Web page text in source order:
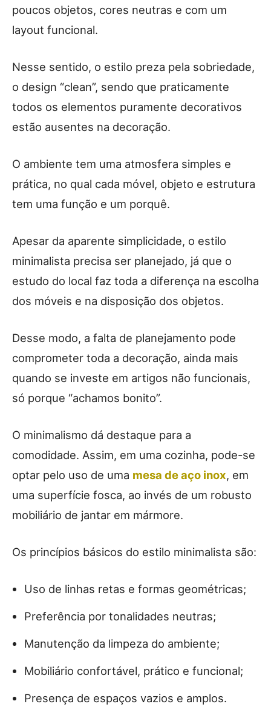
poucos objetos, cores neutras e com um
layout funcional.
Nesse sentido, o estilo preza pela sobriedade,
o design “clean”, sendo que praticamente
todos os elementos puramente decorativos
estão ausentes na decoração.
O ambiente tem uma atmosfera simples e
prática, no qual cada móvel, objeto e estrutura
tem uma função e um porquê.
Apesar da aparente simplicidade, o estilo
minimalista precisa ser planejado, já que o
estudo do local faz toda a diferença na escolha
dos móveis e na disposição dos objetos.
Desse modo, a falta de planejamento pode
comprometer toda a decoração, ainda mais
quando se investe em artigos não funcionais,
só porque “achamos bonito”.
O minimalismo dá destaque para a
comodidade. Assim, em uma cozinha, pode-se
optar pelo uso de uma mesa de aço inox, em
uma superfície fosca, ao invés de um robusto
mobiliário de jantar em mármore.
Os princípios básicos do estilo minimalista são:
Uso de linhas retas e formas geométricas;
Preferência por tonalidades neutras;
Manutenção da limpeza do ambiente;
Mobiliário confortável, prático e funcional;
Presença de espaços vazios e amplos.